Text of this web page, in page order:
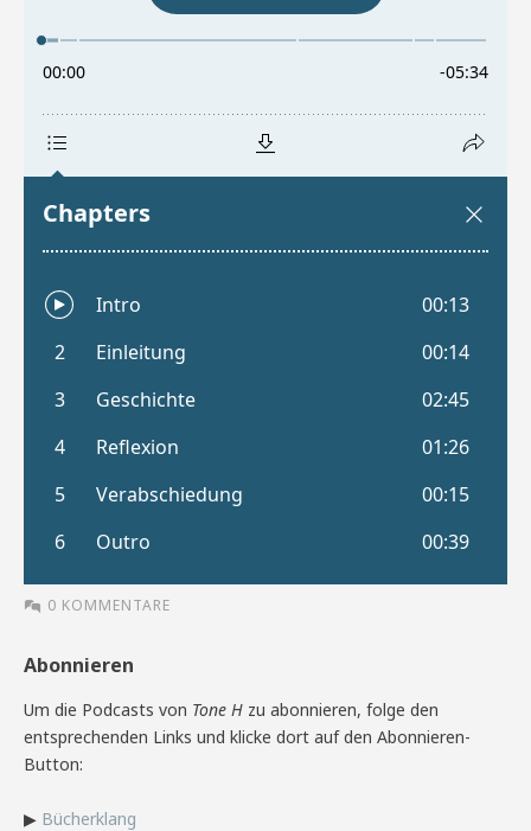
0 KOMMENTARE
Abonnieren
Um die Podcasts von Tone H zu abonnieren, folge den
entsprechenden Links und klicke dort auf den Abonnieren-
Button:
▶ Bücherklang